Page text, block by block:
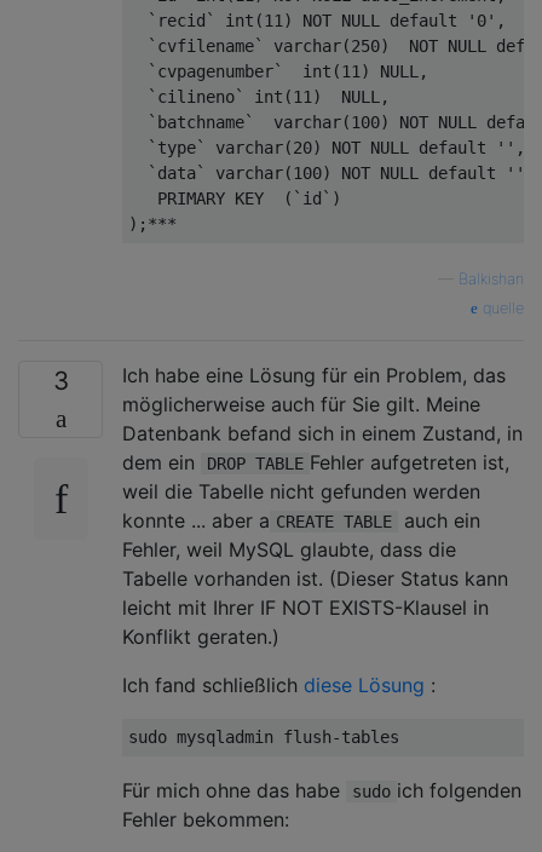
`recid`
int (11 ) NOT NULL default '0'
`cvfilename`
varchar(250) NOT NULL
`cvpagenumber`
int (11 ) NULL ,
`cilineno`
int (11 ) NULL ,
`batchname`
varchar(100) NOT NULL
`type`
varchar(20) NOT NULL default ''
`data`
varchar(100) NOT NULL default ''
   PRIMARY
KEY
  (
`id` )
Balkishan
quelle
3
Ich habe eine Lösung für ein Problem, das
möglicherweise auch für Sie gilt. Meine
Datenbank befand sich in einem Zustand, in
dem ein
DROP TABLE Fehler aufgetreten ist,
weil die Tabelle nicht gefunden werden
konnte ... aber a CREATE TABLE
auch ein
Fehler, weil MySQL glaubte, dass die
Tabelle vorhanden ist. (Dieser Status kann
leicht mit Ihrer IF NOT EXISTS-Klausel in
Konflikt geraten.)
Ich fand schließlich diese Lösung :
sudo mysqladmin flush-tables
Für mich ohne das habe sudo ich folgenden
Fehler bekommen: